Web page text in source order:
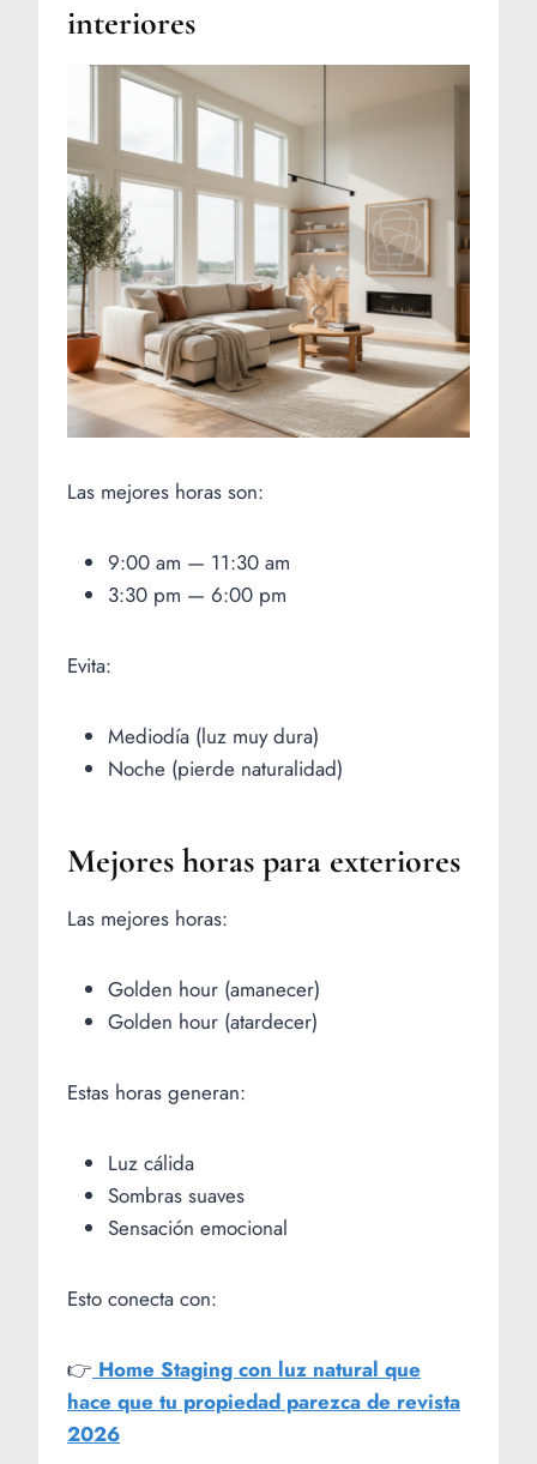
interiores
Las mejores horas son:
9:00 am — 11:30 am
3:30 pm — 6:00 pm
Evita:
Mediodía (luz muy dura)
Noche (pierde naturalidad)
Mejores horas para exteriores
Las mejores horas:
Golden hour (amanecer)
Golden hour (atardecer)
Estas horas generan:
Luz cálida
Sombras suaves
Sensación emocional
Esto conecta con:
👉 Home Staging con luz natural que
hace que tu propiedad parezca de revista
2026